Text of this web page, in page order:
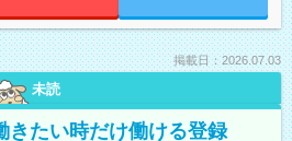
掲載日：2026.07.03
未読
きたい時だけ働ける登録